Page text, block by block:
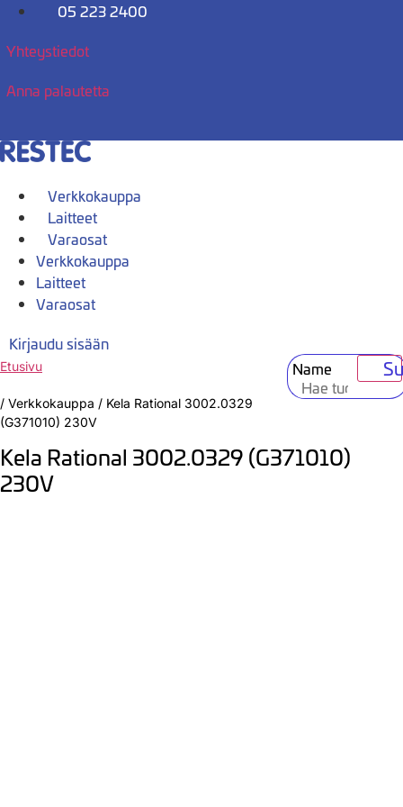
Mene
05 223 2400
Yhteystiedot
Anna palautetta
Verkkokauppa
Laitteet
Varaosat
Verkkokauppa
Laitteet
Varaosat
Kirjaudu sisään
Name
Etusivu
/ Verkkokauppa / Kela Rational 3002.0329
(G371010) 230V
Kela Rational 3002.0329 (G371010)
230V